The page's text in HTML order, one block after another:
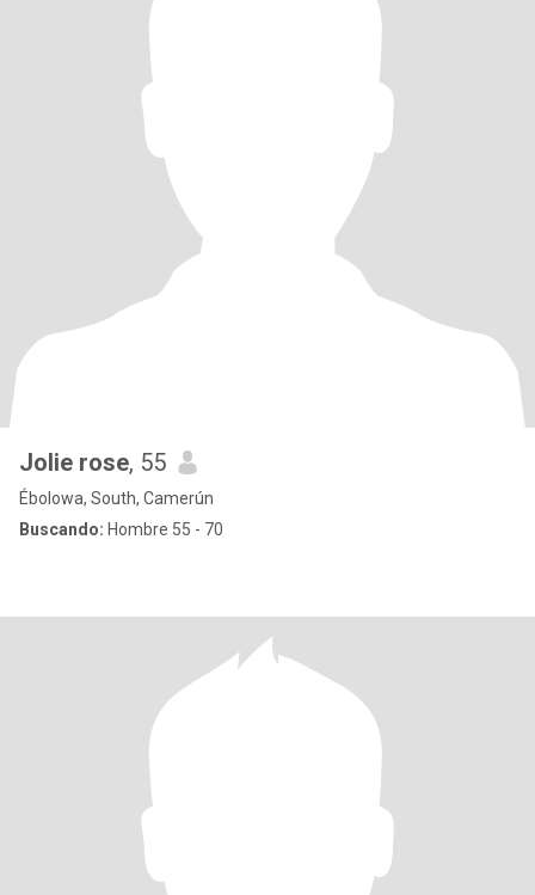
Jolie rose, 55
Ébolowa, South, Camerún
Buscando: Hombre 55 - 70